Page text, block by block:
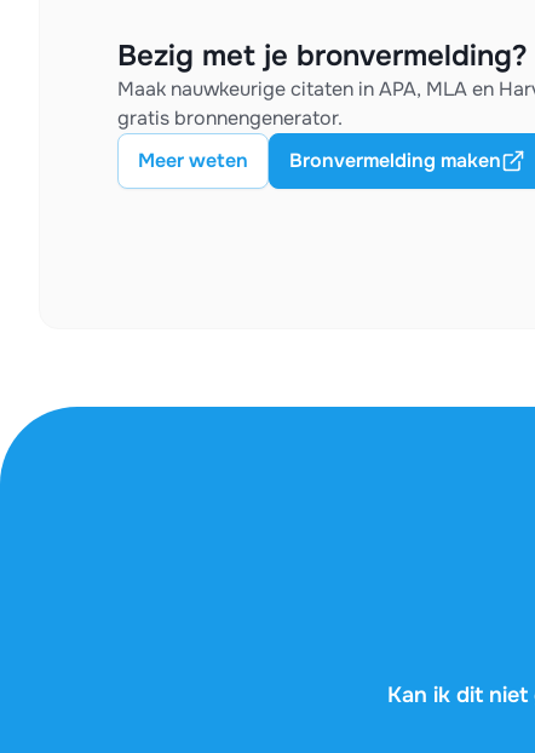
Bezig met je bronvermelding?
Maak nauwkeurige citaten in APA, MLA en
gratis bronnengenerator.
Meer weten
Bronvermelding maken
Kan ik dit niet